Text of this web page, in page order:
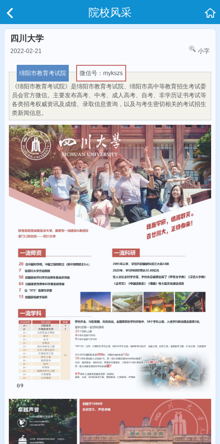
院校风采
四川大学
2022-02-21 小字
绵阳市教育考试院
微信号：mykszs
《绵阳市教育考试院》是绵阳市教育考试院、绵阳市高中等教育招生考试委
员会官方微信。主要发布高考、中考、成人高考、自考、非学历证书考试等
各类招考权威资讯及成绩、录取信息查询，以及与考生密切相关的考试招生
类新闻信息。